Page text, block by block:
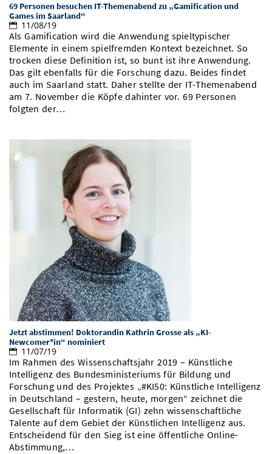
69 Personen besuchen IT-Themenabend zu „Gamification und
Games im Saarland“
11/08/19
Als Gamification wird die Anwendung spieltypischer
Elemente in einem spielfremden Kontext bezeichnet. So
trocken diese Definition ist, so bunt ist ihre Anwendung.
Das gilt ebenfalls für die Forschung dazu. Beides findet
auch im Saarland statt. Daher stellte der IT-Themenabend
am 7. November die Köpfe dahinter vor. 69 Personen
folgten der…
Jetzt abstimmen! Doktorandin Kathrin Grosse als „KI-
Newcomer*in“ nominiert
11/07/19
Im Rahmen des Wissenschaftsjahr 2019 – Künstliche
Intelligenz des Bundesministeriums für Bildung und
Forschung und des Projektes „#KI50: Künstliche Intelligenz
in Deutschland – gestern, heute, morgen“ zeichnet die
Gesellschaft für Informatik (GI) zehn wissenschaftliche
Talente auf dem Gebiet der Künstlichen Intelligenz aus.
Entscheidend für den Sieg ist eine öffentliche Online-
Abstimmung,…